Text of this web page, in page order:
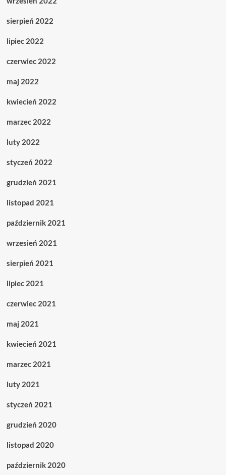
sierpień 2022
lipiec 2022
czerwiec 2022
maj 2022
kwiecień 2022
marzec 2022
luty 2022
styczeń 2022
grudzień 2021
listopad 2021
październik 2021
wrzesień 2021
sierpień 2021
lipiec 2021
czerwiec 2021
maj 2021
kwiecień 2021
marzec 2021
luty 2021
styczeń 2021
grudzień 2020
listopad 2020
październik 2020